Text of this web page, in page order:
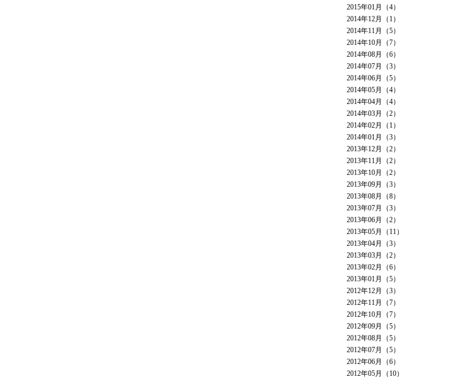
2015年01月（4）
2014年12月（1）
2014年11月（5）
2014年10月（7）
2014年08月（6）
2014年07月（3）
2014年06月（5）
2014年05月（4）
2014年04月（4）
2014年03月（2）
2014年02月（1）
2014年01月（3）
2013年12月（2）
2013年11月（2）
2013年10月（2）
2013年09月（3）
2013年08月（8）
2013年07月（3）
2013年06月（2）
2013年05月（11）
2013年04月（3）
2013年03月（2）
2013年02月（6）
2013年01月（5）
2012年12月（3）
2012年11月（7）
2012年10月（7）
2012年09月（5）
2012年08月（5）
2012年07月（5）
2012年06月（6）
2012年05月（10）